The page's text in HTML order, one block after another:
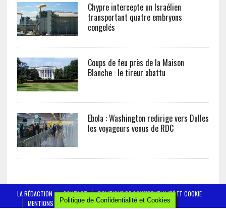
Chypre intercepte un Israélien
transportant quatre embryons
congelés
Coups de feu près de la Maison
Blanche : le tireur abattu
Ebola : Washington redirige vers Dulles
les voyageurs venus de RDC
LA RÉDACTION CONTACT
POLITIQUE DE CONFIDENTIALITÉ ET COOKIE
MENTIONS LÉGALESPolitique de Confidentialité et Cookies